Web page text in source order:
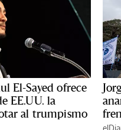
El-Sayed ofrece
EE.UU. la
al trumpismo